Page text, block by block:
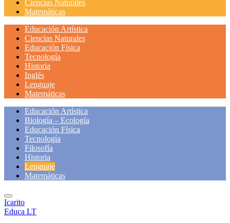
Ciencias Naturales
Matemáticas
Educación Artística
Ciencias Naturales
Educación Física
Tecnología
Historia
Inglés
Lenguaje
Matemáticas
Educación Artística
Biología – Ecología
Educación Física
Tecnología
Filosofía
Historia
Lenguaje
Matemáticas
Icarito
Educa LT